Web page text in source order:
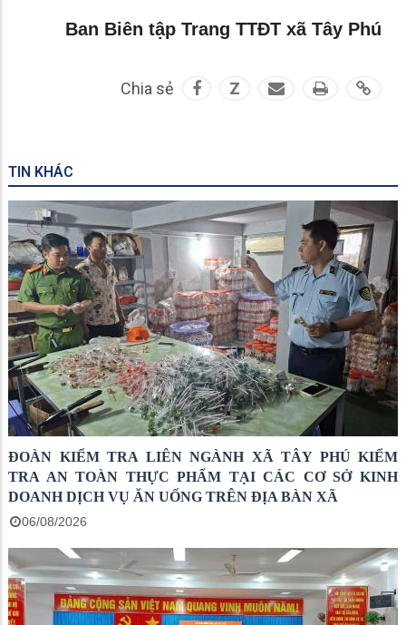
Ban Biên tập Trang TTĐT xã Tây Phú
Chia sẻ Z
TIN KHÁC
ĐOÀN KIỂM TRA LIÊN NGÀNH XÃ TÂY PHÚ KIỂM
TRA AN TOÀN THỰC PHẨM TẠI CÁC CƠ SỞ KINH
DOANH DỊCH VỤ ĂN UỐNG TRÊN ĐỊA BÀN XÃ
06/08/2026